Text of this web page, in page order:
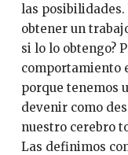
las posibilidades.
obtener un
si lo lo obtengo?
comportamiento
porque tenemos
devenir como
nuestro cerebro
Las definimos